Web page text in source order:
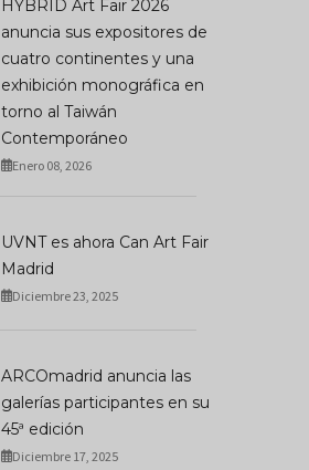
HYBRID Art Fair 2026
anuncia sus expositores de
cuatro continentes y una
exhibición monográfica en
torno al Taiwán
Contemporáneo
Enero 08, 2026
UVNT es ahora Can Art Fair
Madrid
Diciembre 23, 2025
ARCOmadrid anuncia las
galerías participantes en su
45ª edición
Diciembre 17, 2025